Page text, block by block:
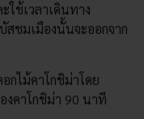
ใช้เวลาเดินทาง
ชมเมืองนั้นจะออกจาก
กไม้คาโกชิม่าโดย
งคาโกชิม่า 90 นาที